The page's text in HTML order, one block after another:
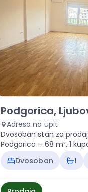
Prodaja - Stan
Podgorica,
Adresa na upit
Dvosoban stan za
Podgorica – 68 m², 1
161.000 €
Dvosoban 1